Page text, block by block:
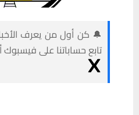
🔔 كن أول من يعرف
تابع حساباتنا على